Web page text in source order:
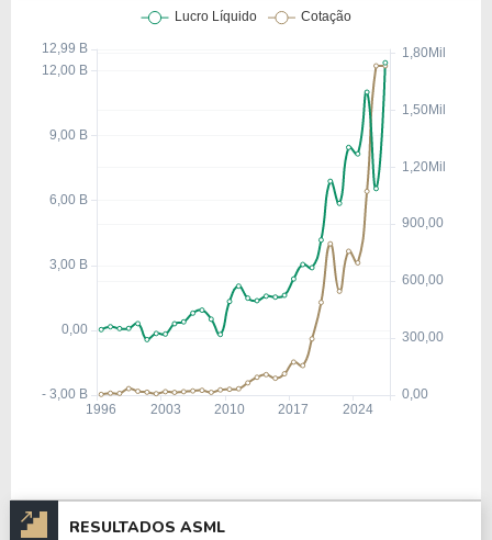
RESULTADOS ASML